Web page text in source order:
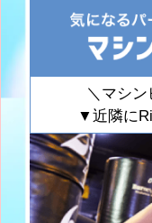
＼マシ
▼近隣に